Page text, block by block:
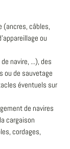
(ancres, câbles,
ou
navire, ...), des
ou de sauvetage
éventuels sur
de navires
cargaison
cordages,